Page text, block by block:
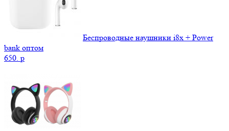
Беспроводные наушники i8x + Power
bank оптом
650. p